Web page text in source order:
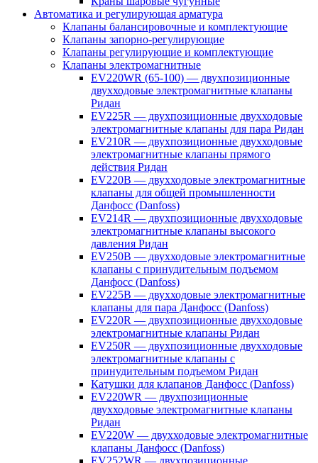
Автоматика и регулирующая арматура
Клапаны балансировочные и комплектующие
Клапаны запорно-регулирующие
Клапаны регулирующие и комплектующие
Клапаны электромагнитные
EV220WR (65-100) — двухпозиционные
двухходовые электромагнитные клапаны
Ридан
EV225R — двухпозиционные двухходовые
электромагнитные клапаны для пара Ридан
EV210R — двухпозиционные двухходовые
электромагнитные клапаны прямого
действия Ридан
EV220B — двухходовые электромагнитные
клапаны для общей промышленности
Данфосс (Danfoss)
EV214R — двухпозиционные двухходовые
электромагнитные клапаны высокого
давления Ридан
EV250B — двухходовые электромагнитные
клапаны с принудительным подъемом
Данфосс (Danfoss)
EV225B — двухходовые электромагнитные
клапаны для пара Данфосс (Danfoss)
EV220R — двухпозиционные двухходовые
электромагнитные клапаны Ридан
EV250R — двухпозиционные двухходовые
электромагнитные клапаны с
принудительным подъемом Ридан
Катушки для клапанов Данфосс (Danfoss)
EV220WR — двухпозиционные
двухходовые электромагнитные клапаны
Ридан
EV220W — двухходовые электромагнитные
клапаны Данфосс (Danfoss)
EV252WR — двухпозиционные